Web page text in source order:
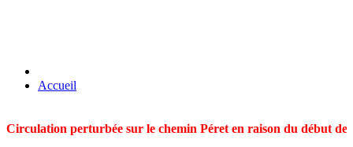
Accueil
Circulation perturbée sur le chemin Péret en raison du début